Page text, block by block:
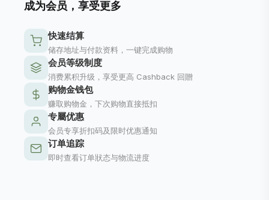
成为会员，享受更多
快速结算
储存地址与付款资料，一键完成购物
会员等级制度
消费累积升级，享受更高 Cashback 回贈
购物金钱包
赚取购物金，下次购物直接抵扣
专屬优惠
会员专享折扣码及限时优惠通知
订单追踪
即时查看订单狀态与物流进度